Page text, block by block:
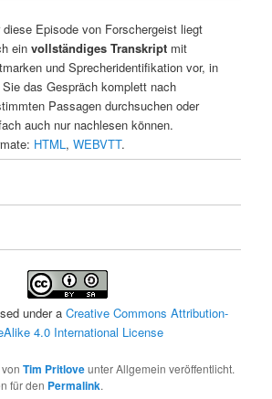
diese Episode von Forschergeist liegt
ein vollständiges Transkriptmit
und Sprecheridentifikation vor, in
Sie das Gespräch komplett nach
Passagen durchsuchen oder
auch nur nachlesen können.
HTML , WEBVTT.
under a Creative Commons Attribution-
4.0 International License
vonTim Pritloveunter Allgemein veröffentlicht.
für den Permalink.